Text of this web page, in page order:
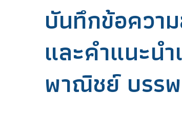
บันทึกข้อควา
และคำแนะน
พาณิชย์ บรร